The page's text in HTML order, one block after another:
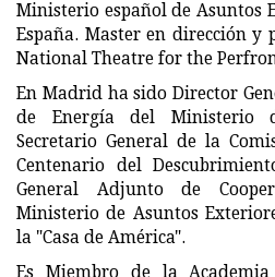
Ministerio español de Asuntos
España. Master en dirección
National Theatre for the
En Madrid ha sido Director
de Energía del Ministerio
Secretario General de la
Centenario del
General Adjunto de
Ministerio de Asuntos
la "Casa de América".
Es Miembro de la